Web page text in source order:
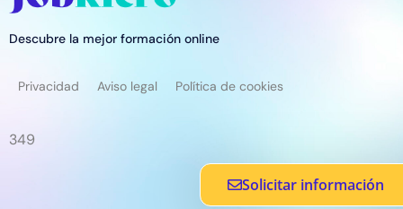
Descubre la mejor formación online
Privacidad Aviso legal Política de cookies
349
Solicitar información